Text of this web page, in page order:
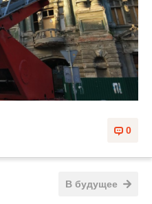
0
В будущее